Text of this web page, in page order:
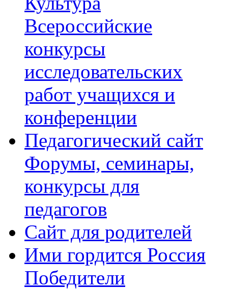
Всероссийские
конкурсы
исследовательских
работ учащихся и
конференции
Педагогический сайт
Форумы, семинары,
конкурсы для
педагогов
Сайт для родителей
Ими гордится Россия
Победители